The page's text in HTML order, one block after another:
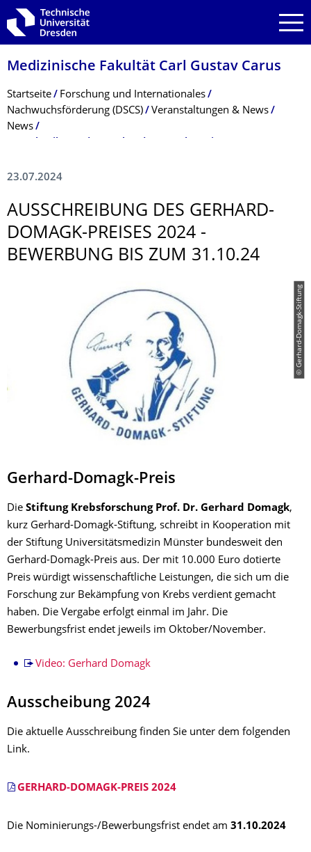
Zur Hauptnavigation springen
Zur Suche springen
Zum Inhalt springen
Medizinische Fakultät Carl Gustav Carus
Breadcrumb-Menü
Startseite
Forschung und Internationales
Nachwuchsförderung (DSCS)
Veranstaltungen & News
News
23.07.2024
AUSSCHREIBUNG DES GERHARD-
DOMAGK-PREISES 2024 -
BEWERBUNG BIS ZUM 31.10.24
© Gerhard-Domagk-Stiftung
Gerhard-Domagk-Preis
Die Stiftung Krebsforschung Prof. Dr. Gerhard Domagk,
kurz Gerhard-Domagk-Stiftung, schreibt in Kooperation mit
der Stiftung Universitätsmedizin Münster bundesweit den
Gerhard-Domagk-Preis aus. Der mit 10.000 Euro dotierte
Preis würdigt wissenschaftliche Leistungen, die sich um die
Forschung zur Bekämpfung von Krebs verdient gemacht
haben. Die Vergabe erfolgt einmal im Jahr. Die
Bewerbungsfrist endet jeweils im Oktober/November.
Video: Gerhard Domagk
Ausscheibung 2024
Die aktuelle Ausschreibung finden Sie unter dem folgenden
Link.
GERHARD-DOMAGK-PREIS 2024
Die Nominierungs-/Bewerbungsfrist endet am 31.10.2024